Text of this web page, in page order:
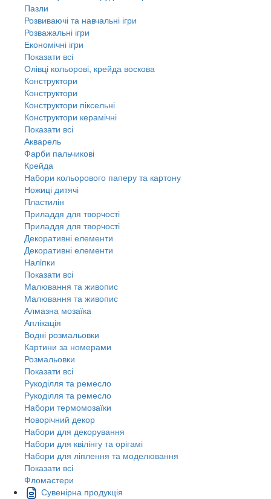
Пазли
Розвиваючі та навчальні ігри
Розважальні ігри
Економічні ігри
Показати всі
Олівці кольорові, крейда воскова
Конструктори
Конструктори
Конструктори піксельні
Конструктори керамічні
Показати всі
Акварель
Фарби пальчикові
Крейда
Набори кольорового паперу та картону
Ножиці дитячі
Пластилін
Приладдя для творчості
Приладдя для творчості
Декоративні елементи
Декоративні елементи
Налiпки
Показати всі
Малювання та живопис
Малювання та живопис
Алмазна мозаїка
Аплікація
Водні розмальовки
Картини за номерами
Розмальовки
Показати всі
Рукоділля та ремесло
Рукоділля та ремесло
Набори термомозаїки
Новорічний декор
Набори для декорування
Набори для квілінгу та орігамі
Набори для ліплення та моделювання
Показати всі
Фломастери
Сувенірна продукція